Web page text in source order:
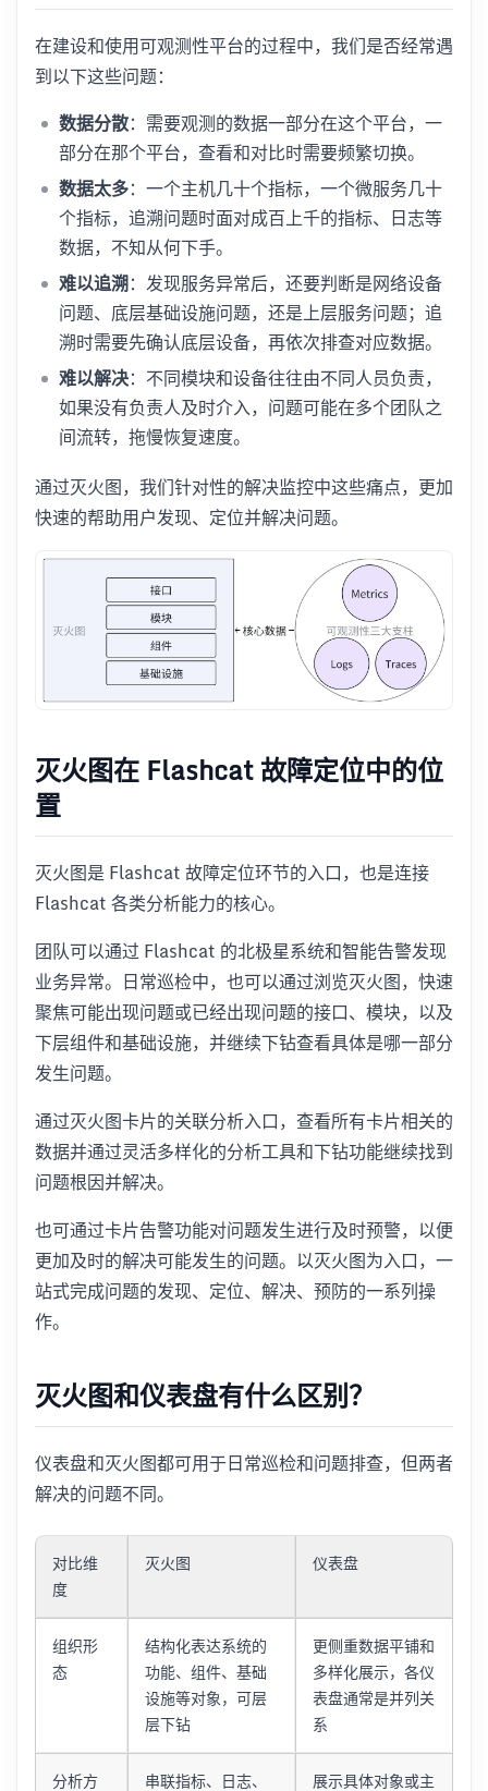
在建设和使用可观测性平台的过程中，我们是否经常遇
到以下这些问题：
数据分散：需要观测的数据一部分在这个平台，一
部分在那个平台，查看和对比时需要频繁切换。
数据太多：一个主机几十个指标，一个微服务几十
个指标，追溯问题时面对成百上千的指标、日志等
数据，不知从何下手。
难以追溯：发现服务异常后，还要判断是网络设备
问题、底层基础设施问题，还是上层服务问题；追
溯时需要先确认底层设备，再依次排查对应数据。
难以解决：不同模块和设备往往由不同人员负责，
如果没有负责人及时介入，问题可能在多个团队之
间流转，拖慢恢复速度。
通过灭火图，我们针对性的解决监控中这些痛点，更加
快速的帮助用户发现、定位并解决问题。
灭火图在 Flashcat 故障定位中的位
置
灭火图是 Flashcat 故障定位环节的入口，也是连接
Flashcat 各类分析能力的核心。
团队可以通过 Flashcat 的北极星系统和智能告警发现
业务异常。日常巡检中，也可以通过浏览灭火图，快速
聚焦可能出现问题或已经出现问题的接口、模块，以及
下层组件和基础设施，并继续下钻查看具体是哪一部分
发生问题。
通过灭火图卡片的关联分析入口，查看所有卡片相关的
数据并通过灵活多样化的分析工具和下钻功能继续找到
问题根因并解决。
也可通过卡片告警功能对问题发生进行及时预警，以便
更加及时的解决可能发生的问题。以灭火图为入口，一
站式完成问题的发现、定位、解决、预防的一系列操
作。
灭火图和仪表盘有什么区别？
仪表盘和灭火图都可用于日常巡检和问题排查，但两者
解决的问题不同。
对比维
度
灭火图 仪表盘
组织形
态
结构化表达系统的
功能、组件、基础
设施等对象，可层
层下钻
更侧重数据平铺和
多样化展示，各仪
表盘通常是并列关
系
分析方 串联指标、日志、 展示具体对象或主